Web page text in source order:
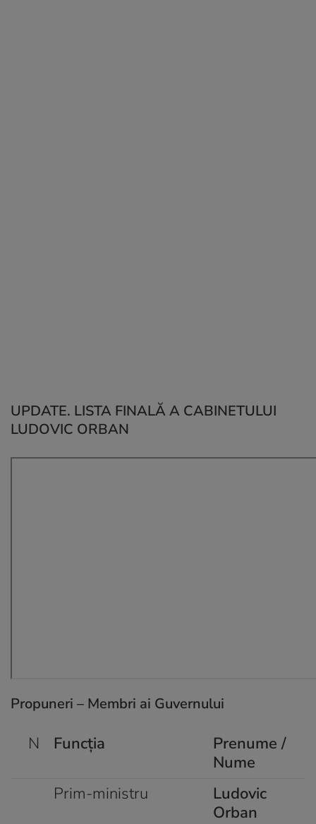
UPDATE. LISTA FINALĂ A CABINETULUI
LUDOVIC ORBAN
Propuneri – Membri ai Guvernului
N Funcția
Prenume /
Nume
Prim-ministru
Ludovic
Orban